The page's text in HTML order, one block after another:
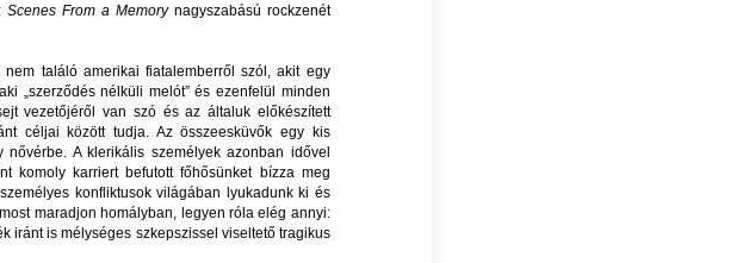
Scenes From a Memorynagyszabású rockzenét
találó amerikai fiatalemberről szól, akit egy
„szerződés nélküli melót” és ezenfelül minden
vezetőjéről van szó és az általuk előkészített
céljai között tudja. Az összeesküvők egy kis
A klerikális személyek azonban idővel
komoly karriert befutott főhősünket bízza meg
konfliktusok világában lyukadunk ki és
maradjon homályban, legyen róla elég annyi:
iránt is mélységes szkepszissel viseltető tragikus